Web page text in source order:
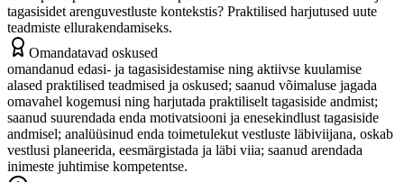
tagasisidet arenguvestluste kontekstis? Praktilised harjutused uute
teadmiste ellurakendamiseks.
Omandatavad oskused
omandanud edasi- ja tagasisidestamise ning aktiivse kuulamise
alased praktilised teadmised ja oskused; saanud võimaluse jagada
omavahel kogemusi ning harjutada praktiliselt tagasiside andmist;
saanud suurendada enda motivatsiooni ja enesekindlust tagasiside
andmisel; analüüsinud enda toimetulekut vestluste läbiviijana, oskab
vestlusi planeerida, eesmärgistada ja läbi viia; saanud arendada
inimeste juhtimise kompetentse.